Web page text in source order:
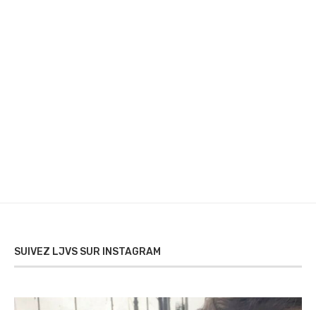
SUIVEZ LJVS SUR INSTAGRAM